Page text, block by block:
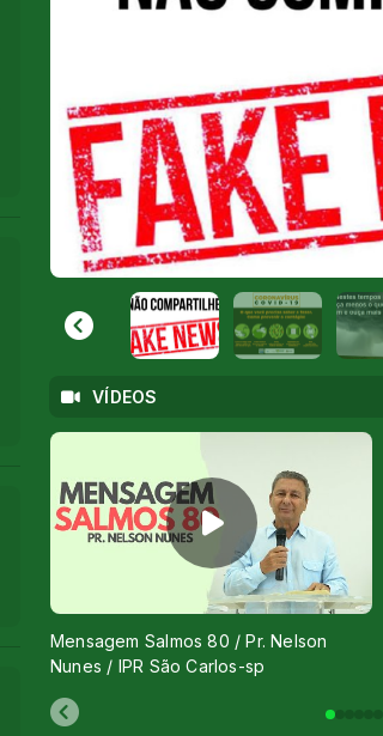
VÍDEOS
Mensagem Salmos 80 / Pr. Nelson
Nunes / IPR São Carlos-sp